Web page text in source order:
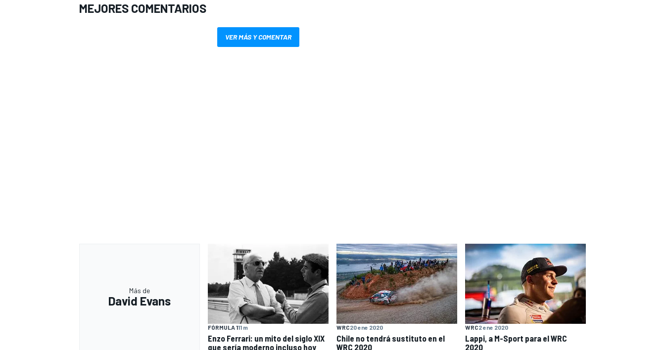
MEJORES COMENTARIOS
VER MÁS Y COMENTAR
Más de
David Evans
FÓRMULA 111 m
Enzo Ferrari: un mito del siglo XIX
que sería moderno incluso hoy
WRC20 ene 2020
Chile no tendrá sustituto en el
WRC 2020
WRC2 ene 2020
Lappi, a M-Sport para el WRC
2020